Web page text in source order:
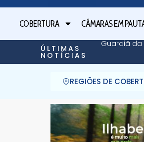
COBERTURA CÂMARAS EM
ÚLTIMAS
NOTÍCIAS
Guardiã da
REGIÕES DE